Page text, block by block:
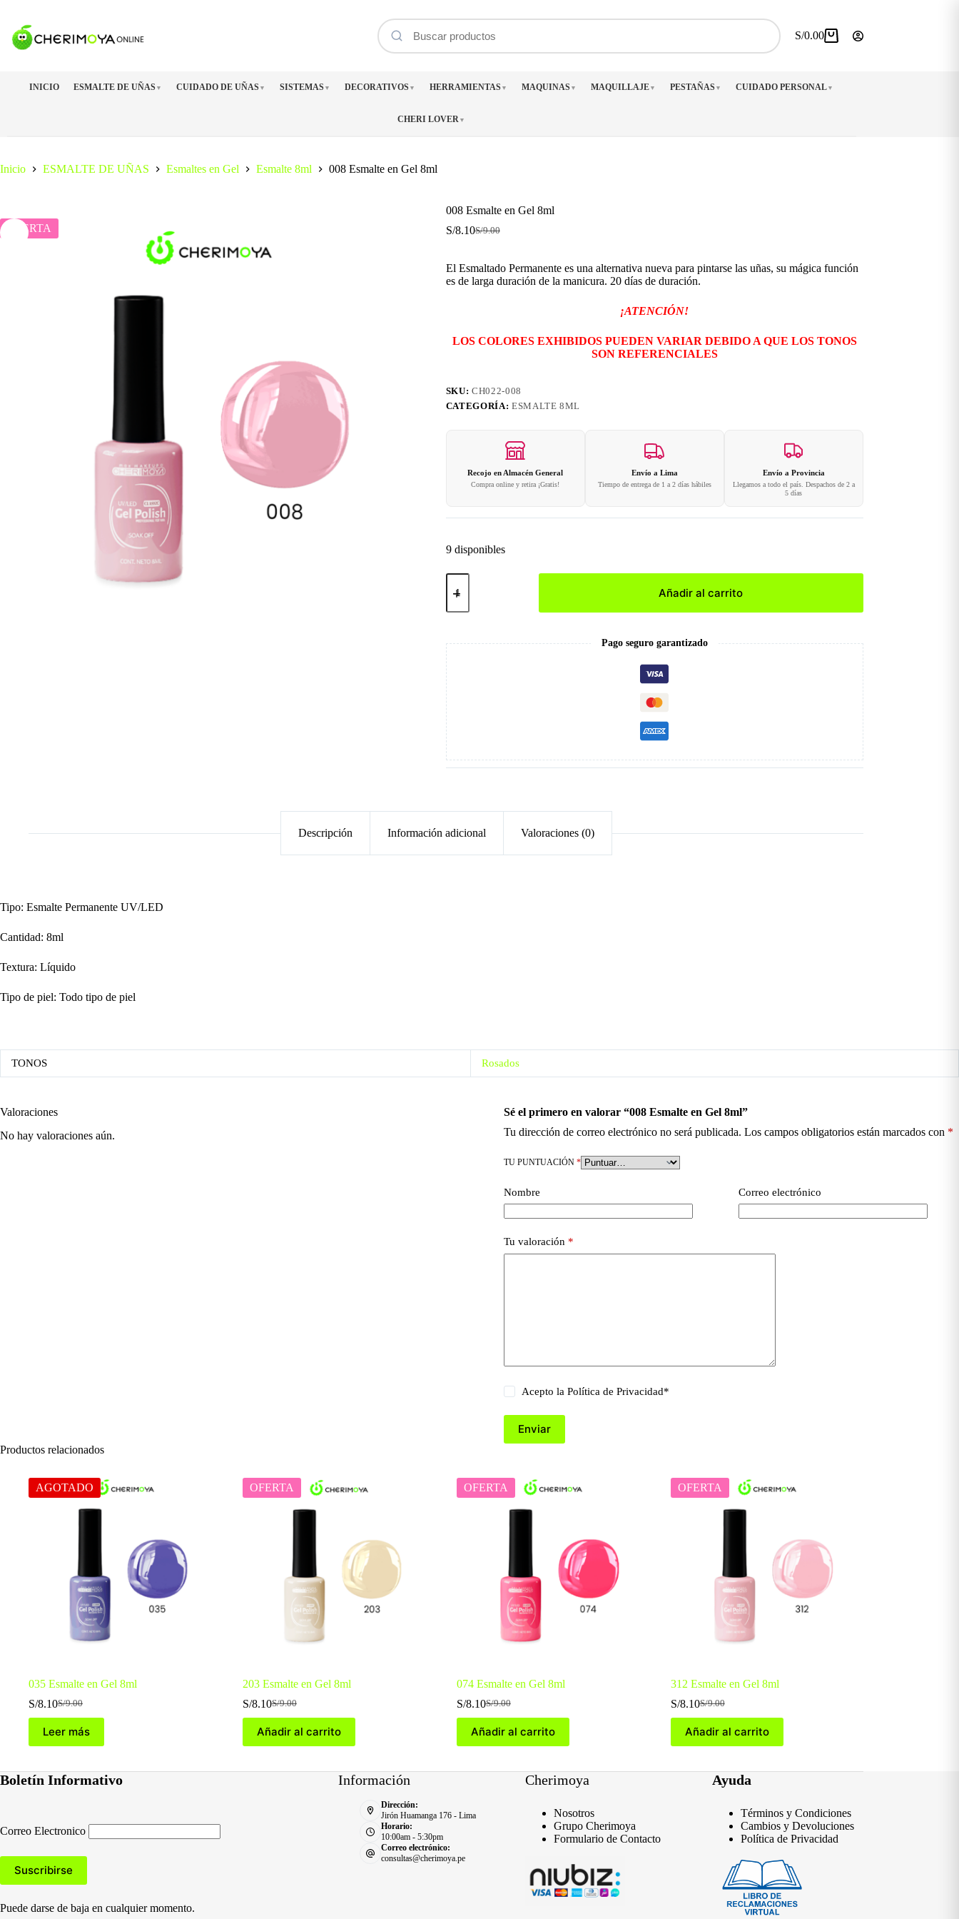
contenido
Carro
S/0.00
INICIO ESMALTE DE UÑAS ▼ CUIDADO DE UÑAS ▼ SISTEMAS ▼ DECORATIVOS ▼ HERRAMIENTAS ▼ MAQUINAS ▼ MAQUILLAJE ▼ PESTAÑAS ▼ CUIDADO PERSONAL ▼
CHERI LOVER ▼
Inicio ESMALTE DE UÑAS Esmaltes en Gel Esmalte 8ml 008 Esmalte en Gel 8ml
OFERTA
008 Esmalte en Gel 8ml
S/9.00
El
original
era:
S/9.00.
S/8.10El
actual
es:
S/8.10.
El Esmaltado Permanente es una alternativa nueva para pintarse las uñas, su mágica función
es de larga duración de la manicura. 20 días de duración.
¡ATENCIÓN!
LOS COLORES EXHIBIDOS PUEDEN VARIAR DEBIDO A QUE LOS TONOS
SON REFERENCIALES
SKU:CH022-008
CATEGORÍA: ESMALTE 8ML
Recojo en Almacén General
Compra online y retira ¡Gratis!
Envío a Lima
Tiempo de entrega de 1 a 2 días hábiles
Envío a Provincia
Llegamos a todo el país. Despachos de 2 a
5 días
9 disponibles
008
Esmalte
Gel
Añadir al carrito
Pago seguro garantizado
Descripción Información adicional Valoraciones (0)
Tipo: Esmalte Permanente UV/LED
Cantidad: 8ml
Textura: Líquido
Tipo de piel: Todo tipo de piel
TONOS Rosados
Valoraciones
No hay valoraciones aún.
Sé el primero en valorar “008 Esmalte en Gel 8ml”
Tu dirección de correo electrónico no será publicada. Los campos obligatorios están marcados con *
TU PUNTUACIÓN *
Nombre Correo electrónico
Tu valoración *
Acepto la Política de Privacidad*
Enviar
Productos relacionados
AGOTADO
035 Esmalte en Gel 8ml
S/9.00
El
precio
original
era:
S/8.10El
precio
actual
es:
Leer más
OFERTA
203 Esmalte en Gel 8ml
S/9.00
El
precio
original
era:
S/8.10El
precio
actual
es:
Añadir al carrito
OFERTA
074 Esmalte en Gel 8ml
S/9.00
El
precio
original
era:
S/8.10El
precio
actual
es:
Añadir al carrito
OFERTA
312 Esmalte en Gel 8ml
S/9.00
El
precio
original
era:
S/8.10El
precio
actual
es:
Añadir al carrito
Boletín Informativo
Correo Electronico
Puede darse de baja en cualquier momento.
Información
Dirección:
Jirón Huamanga 176 - Lima
Horario:
10:00am - 5:30pm
Correo electrónico:
consultas@cherimoya.pe
Cherimoya
Nosotros
Grupo Cherimoya
Formulario de Contacto
Ayuda
Términos y Condiciones
Cambios y Devoluciones
Política de Privacidad